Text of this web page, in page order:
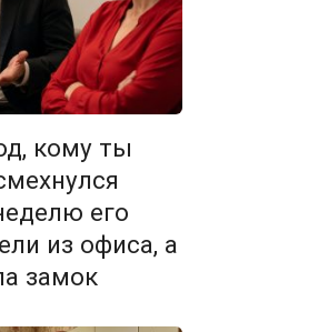
кому ты
его
из офиса, а
замок